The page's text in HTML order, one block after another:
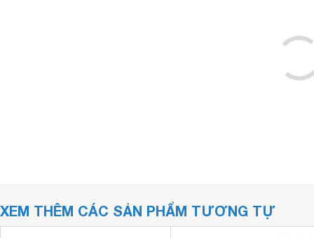
XEM THÊM CÁC SẢN PHẨM TƯƠNG TỰ